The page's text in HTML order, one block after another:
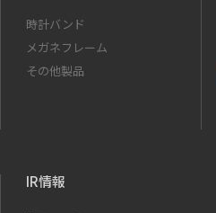
時計バンド
メガネフレーム
その他製品
IR情報